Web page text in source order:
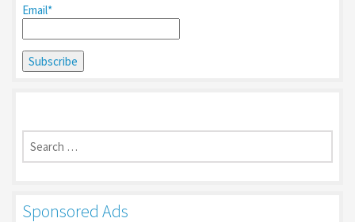
Email*
Search
for:
Sponsored Ads